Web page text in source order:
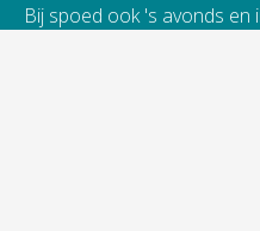
Bij spoed ook 's avonds en